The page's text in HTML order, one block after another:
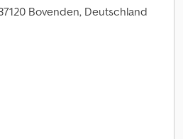
Bovenden, Deutschland